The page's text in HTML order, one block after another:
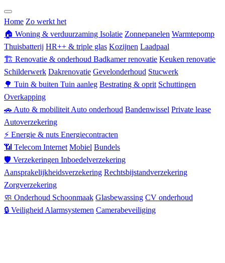
Home Zo werkt het
🏠 Woning & verduurzaming Isolatie Zonnepanelen Warmtepomp
Thuisbatterij HR++ & triple glas Kozijnen Laadpaal
🏗 Renovatie & onderhoud Badkamer renovatie Keuken renovatie
Schilderwerk Dakrenovatie Gevelonderhoud Stucwerk
🌳 Tuin & buiten Tuin aanleg Bestrating & oprit Schuttingen
Overkapping
🚗 Auto & mobiliteit Auto onderhoud Bandenwissel Private lease
Autoverzekering
⚡ Energie & nuts Energiecontracten
📶 Telecom Internet Mobiel Bundels
🛡 Verzekeringen Inboedelverzekering
Aansprakelijkheidsverzekering Rechtsbijstandverzekering
Zorgverzekering
🧼 Onderhoud Schoonmaak Glasbewassing CV onderhoud
🔒 Veiligheid Alarmsystemen Camerabeveiliging